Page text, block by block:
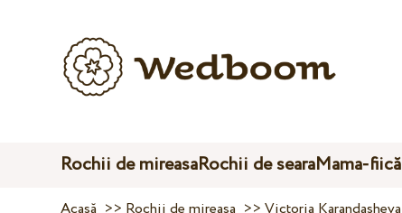
Rochii de mireasaRochii de searaMama-fiică
Acasă >> Rochii de mireasa >>Victoria Karandasheva